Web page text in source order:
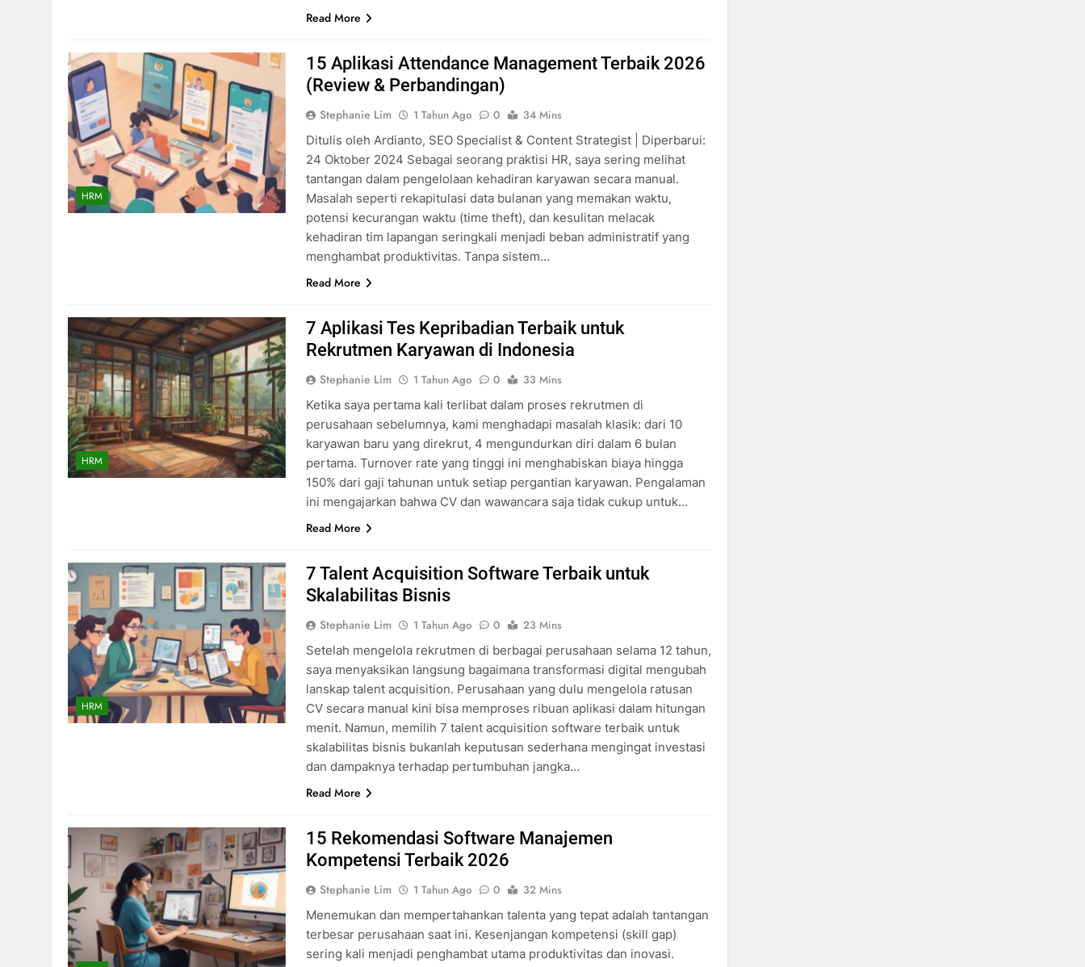
Read More
HRM
15 Aplikasi Attendance Management Terbaik 2026
(Review & Perbandingan)
Stephanie Lim 1 Tahun Ago 0
34 Mins
Ditulis oleh Ardianto, SEO Specialist & Content Strategist | Diperbarui:
24 Oktober 2024 Sebagai seorang praktisi HR, saya sering melihat
tantangan dalam pengelolaan kehadiran karyawan secara manual.
Masalah seperti rekapitulasi data bulanan yang memakan waktu,
potensi kecurangan waktu (time theft), dan kesulitan melacak
kehadiran tim lapangan seringkali menjadi beban administratif yang
menghambat produktivitas. Tanpa sistem…
Read More
HRM
7 Aplikasi Tes Kepribadian Terbaik untuk
Rekrutmen Karyawan di Indonesia
Stephanie Lim 1 Tahun Ago 0
33 Mins
Ketika saya pertama kali terlibat dalam proses rekrutmen di
perusahaan sebelumnya, kami menghadapi masalah klasik: dari 10
karyawan baru yang direkrut, 4 mengundurkan diri dalam 6 bulan
pertama. Turnover rate yang tinggi ini menghabiskan biaya hingga
150% dari gaji tahunan untuk setiap pergantian karyawan. Pengalaman
ini mengajarkan bahwa CV dan wawancara saja tidak cukup untuk…
Read More
HRM
7 Talent Acquisition Software Terbaik untuk
Skalabilitas Bisnis
Stephanie Lim 1 Tahun Ago 0
23 Mins
Setelah mengelola rekrutmen di berbagai perusahaan selama 12 tahun,
saya menyaksikan langsung bagaimana transformasi digital mengubah
lanskap talent acquisition. Perusahaan yang dulu mengelola ratusan
CV secara manual kini bisa memproses ribuan aplikasi dalam hitungan
menit. Namun, memilih 7 talent acquisition software terbaik untuk
skalabilitas bisnis bukanlah keputusan sederhana mengingat investasi
dan dampaknya terhadap pertumbuhan jangka…
Read More
15 Rekomendasi Software Manajemen
Kompetensi Terbaik 2026
Stephanie Lim 1 Tahun Ago 0
32 Mins
Menemukan dan mempertahankan talenta yang tepat adalah tantangan
terbesar perusahaan saat ini. Kesenjangan kompetensi (skill gap)
sering kali menjadi penghambat utama produktivitas dan inovasi.